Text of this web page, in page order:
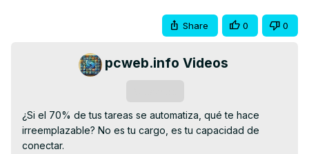
Share 0 0
pcweb.info Videos
¿Si el 70% de tus tareas se automatiza, qué te hace
irreemplazable? No es tu cargo, es tu capacidad de
conectar.